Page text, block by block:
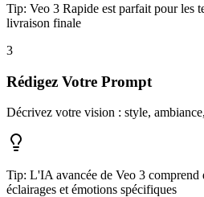
Tip: Veo 3 Rapide est parfait pour les
livraison finale
3
Rédigez Votre Prompt
Décrivez votre vision : style,
Tip: L'IA avancée de Veo 3 comprend
éclairages et émotions spécifiques